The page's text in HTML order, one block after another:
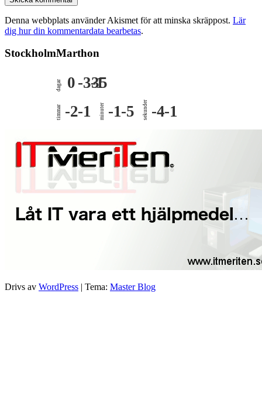
Denna webbplats använder Akismet för att minska skräppost. Lär
dig hur din kommentardata bearbetas.
StockholmMarthon
dagar 0 -335
-1
timmar -2-1 minuter -1-5 sekunder -4-1
Drivs av WordPress | Tema: Master Blog